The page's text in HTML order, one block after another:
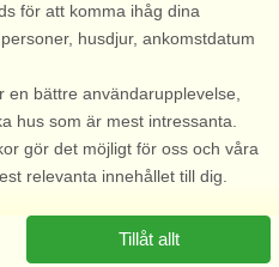
ett stenkast från havet och
flera badplatser! Belägen i
i Stockholms ...
från 13.371 SEK
för att komma ihåg dina
husdjur, ankomstdatum
en bättre användarupplevelse,
hus som är mest intressanta.
gör det möjligt för oss och våra
relevanta innehållet till dig.
Tillåt allt